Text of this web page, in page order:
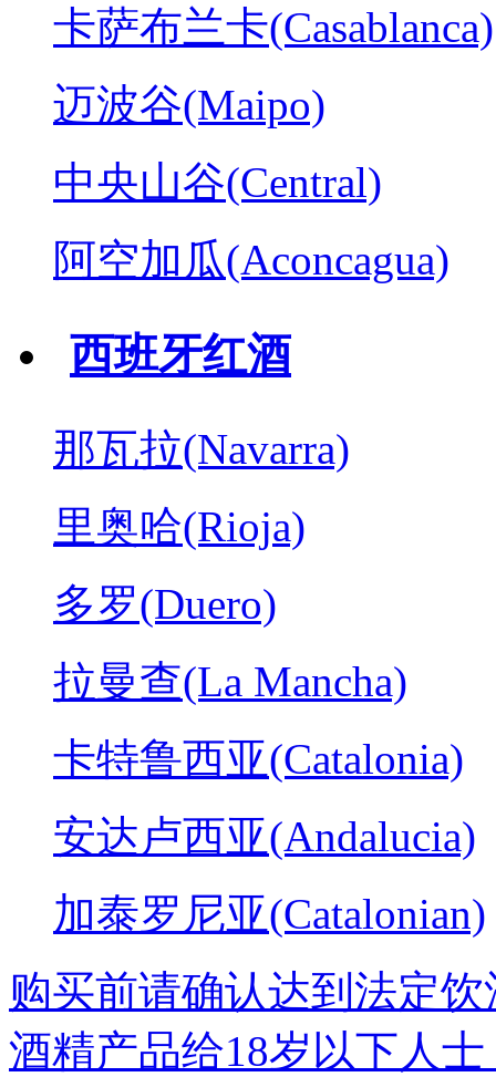
卡萨布兰卡(Casablanca)
迈波谷(Maipo)
中央山谷(Central)
阿空加瓜(Aconcagua)
西班牙红酒
那瓦拉(Navarra)
里奥哈(Rioja)
多罗(Duero)
拉曼查(La Mancha)
卡特鲁西亚(Catalonia)
安达卢西亚(Andalucia)
加泰罗尼亚(Catalonian)
购买前请确认达到法定
酒精产品给18岁以下人士